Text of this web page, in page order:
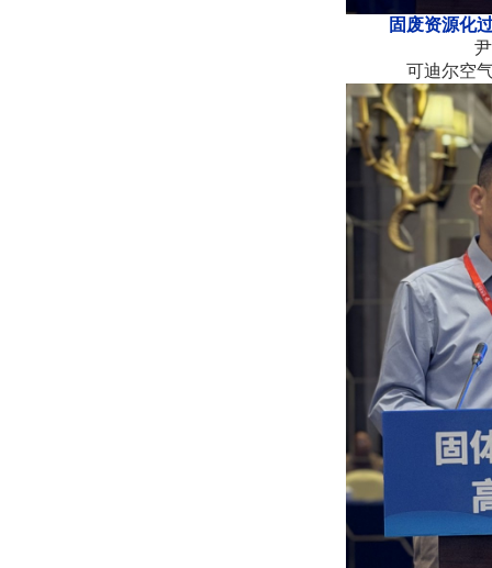
固废资源化
可迪尔空